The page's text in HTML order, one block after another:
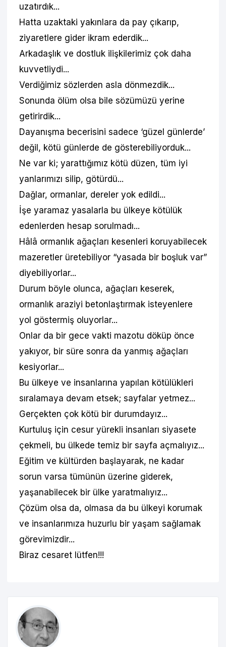
uzatırdık...
Hatta uzaktaki yakınlara da pay çıkarıp,
ziyaretlere gider ikram ederdik...
Arkadaşlık ve dostluk ilişkilerimiz çok daha
kuvvetliydi...
Verdiğimiz sözlerden asla dönmezdik...
Sonunda ölüm olsa bile sözümüzü yerine
getirirdik...
Dayanışma becerisini sadece ‘güzel günlerde’
değil, kötü günlerde de gösterebiliyorduk...
Ne var ki; yarattığımız kötü düzen, tüm iyi
yanlarımızı silip, götürdü...
Dağlar, ormanlar, dereler yok edildi...
İşe yaramaz yasalarla bu ülkeye kötülük
edenlerden hesap sorulmadı...
Hâlâ ormanlık ağaçları kesenleri koruyabilecek
mazeretler üretebiliyor “yasada bir boşluk var”
diyebiliyorlar...
Durum böyle olunca, ağaçları keserek,
ormanlık araziyi betonlaştırmak isteyenlere
yol göstermiş oluyorlar...
Onlar da bir gece vakti mazotu döküp önce
yakıyor, bir süre sonra da yanmış ağaçları
kesiyorlar...
Bu ülkeye ve insanlarına yapılan kötülükleri
sıralamaya devam etsek; sayfalar yetmez...
Gerçekten çok kötü bir durumdayız...
Kurtuluş için cesur yürekli insanları siyasete
çekmeli, bu ülkede temiz bir sayfa açmalıyız...
Eğitim ve kültürden başlayarak, ne kadar
sorun varsa tümünün üzerine giderek,
yaşanabilecek bir ülke yaratmalıyız...
Çözüm olsa da, olmasa da bu ülkeyi korumak
ve insanlarımıza huzurlu bir yaşam sağlamak
görevimizdir...
Biraz cesaret lütfen!!!